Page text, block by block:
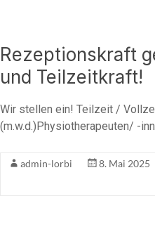
Rezeptionskraft
und Teilzeitkraft!
Wir stellen ein! Teilzeit /
(m.w.d.)Physiotherapeuten/ -
admin-lorbi 8. Mai 2025